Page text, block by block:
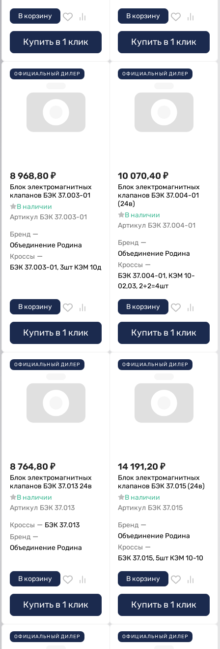
В корзину
Купить в 1 клик
В корзину
Купить в 1 клик
ОФИЦИАЛЬНЫЙ ДИЛЕР
8 968,80 ₽
Блок электромагнитных
клапанов БЭК 37.003-01
В наличии
Артикул БЭК 37.003-01
Бренд —
Объединение Родина
Кроссы —
БЭК 37.003-01, 3шт КЭМ 10д
В корзину
Купить в 1 клик
ОФИЦИАЛЬНЫЙ ДИЛЕР
10 070,40 ₽
Блок электромагнитных
клапанов БЭК 37.004-01
(24в)
В наличии
Артикул БЭК 37.004-01
Бренд —
Объединение Родина
Кроссы —
БЭК 37.004-01, КЭМ 10-
02,03, 2+2=4шт
В корзину
Купить в 1 клик
ОФИЦИАЛЬНЫЙ ДИЛЕР
8 764,80 ₽
Блок электромагнитных
клапанов БЭК 37.013 24в
В наличии
Артикул БЭК 37.013
Кроссы — БЭК 37.013
Бренд —
Объединение Родина
В корзину
Купить в 1 клик
ОФИЦИАЛЬНЫЙ ДИЛЕР
14 191,20 ₽
Блок электромагнитных
клапанов БЭК 37.015 (24в)
В наличии
Артикул БЭК 37.015
Бренд —
Объединение Родина
Кроссы —
БЭК 37.015, 5шт КЭМ 10-10
В корзину
Купить в 1 клик
ОФИЦИАЛЬНЫЙ ДИЛЕР ОФИЦИАЛЬНЫЙ ДИЛЕР